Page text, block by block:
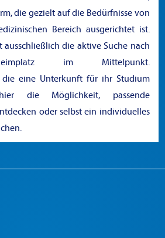
die gezielt auf die Bedürfnisse von
Bereich ausgerichtet ist.
ausschließlich die aktive Suche nach
im Mittelpunkt.
die eine Unterkunft für ihr Studium
die Möglichkeit, passende
oder selbst ein individuelles